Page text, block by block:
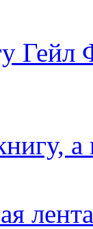
лента